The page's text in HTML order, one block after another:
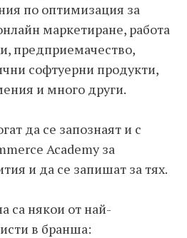
по оптимизация за
маркетиране, работа
предприемачество,
софтуерни продукти,
и много други.
да се запознаят и с
Academy за
и да се запишат за тях.
са някои от най-
в бранша: